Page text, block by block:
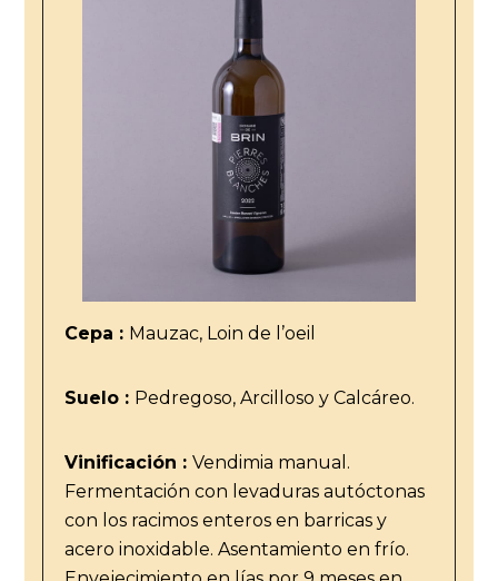
Cepa : Mauzac, Loin de l’oeil
Suelo : Pedregoso, Arcilloso y Calcáreo.
Vinificación : Vendimia manual.
Fermentación con levaduras autóctonas
con los racimos enteros en barricas y
acero inoxidable. Asentamiento en frío.